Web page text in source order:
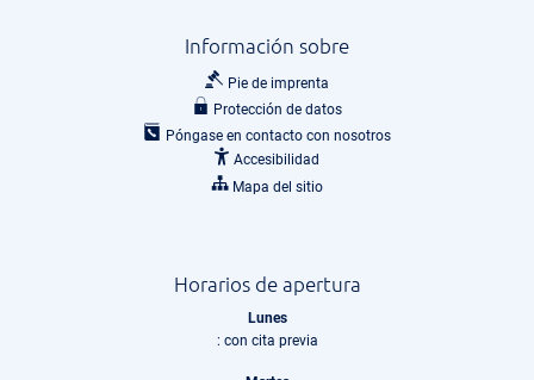
Información sobre
Pie de imprenta
Protección de datos
Póngase en contacto con nosotros
Accesibilidad
Mapa del sitio
Horarios de apertura
Lunes
: con cita previa